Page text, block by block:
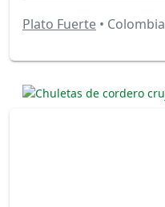
Plato Fuerte • Colombia